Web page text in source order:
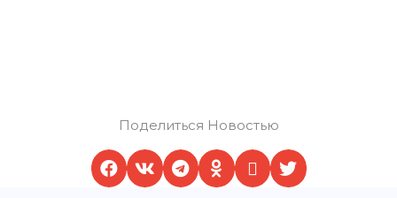
Поделиться Новостью